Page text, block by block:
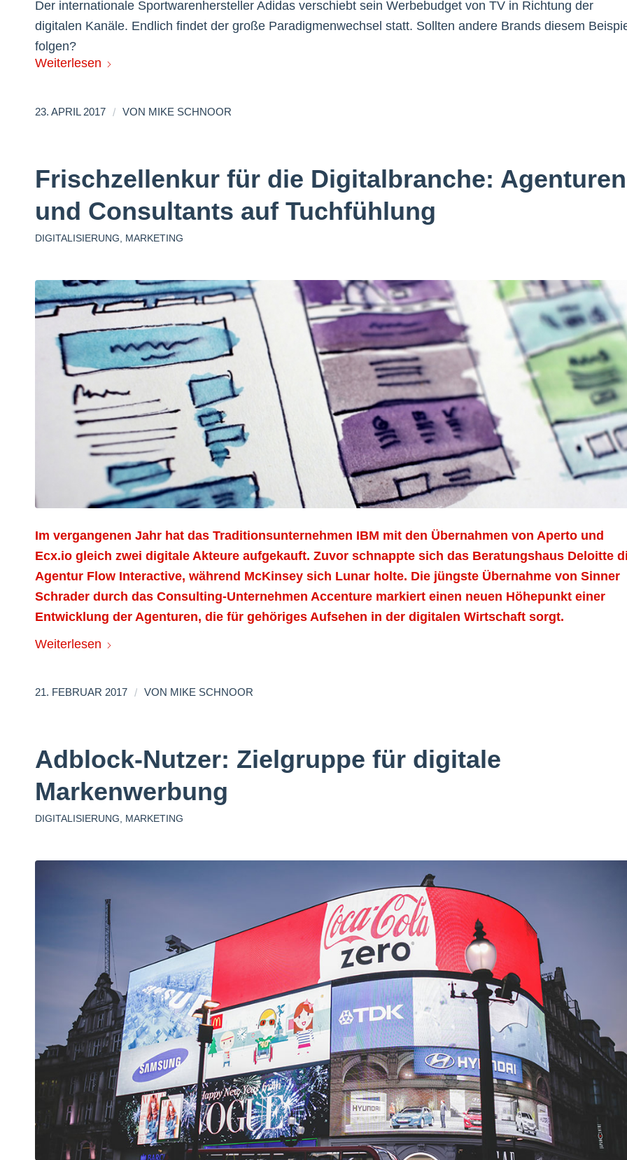
Der internationale Sportwarenhersteller Adidas verschiebt sein Werbebudget von TV in Richtung der
digitalen Kanäle. Endlich findet der große Paradigmenwechsel statt. Sollten andere Brands diesem
folgen?
Weiterlesen
23. APRIL 2017 / VON MIKE SCHNOOR
Frischzellenkur für die Digitalbranche: Agenturen
und Consultants auf Tuchfühlung
DIGITALISIERUNG MARKETING
Im vergangenen Jahr hat das Traditionsunternehmen IBM mit den Übernahmen von Aperto und
Ecx.io gleich zwei digitale Akteure aufgekauft. Zuvor schnappte sich das Beratungshaus Deloitte
Agentur Flow Interactive, während McKinsey sich Lunar holte. Die jüngste Übernahme von Sinner
Schrader durch das Consulting-Unternehmen Accenture markiert einen neuen Höhepunkt einer
Entwicklung der Agenturen, die für gehöriges Aufsehen in der digitalen Wirtschaft sorgt.
Weiterlesen
21. FEBRUAR 2017 / VON MIKE SCHNOOR
Adblock-Nutzer: Zielgruppe für digitale
Markenwerbung
DIGITALISIERUNG, MARKETING